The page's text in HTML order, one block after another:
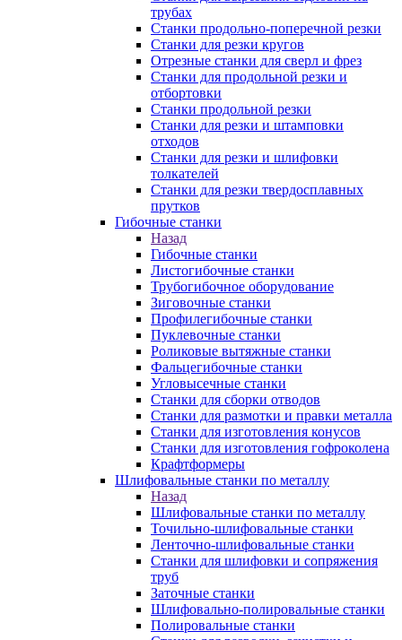
трубаx
Станки продольно-поперечной резки
Станки для резки кругов
Отрезные станки для сверл и фрез
Станки для продольной резки и
отбортовки
Станки продольной резки
Станки для резки и штамповки
отходов
Станки для резки и шлифовки
толкателей
Станки для резки твердосплавных
прутков
Гибочные станки
Назад
Гибочные станки
Листогибочные станки
Трубогибочное оборудование
Зиговочные станки
Профилегибочные станки
Пуклевочные станки
Роликовые вытяжные станки
Фальцегибочные станки
Угловысечные станки
Станки для сборки отводов
Станки для размотки и правки металла
Станки для изготовления конусов
Станки для изготовления гофроколена
Крафтформеры
Шлифовальные станки по металлу
Назад
Шлифовальные станки по металлу
Точильно-шлифовальные станки
Ленточно-шлифовальные станки
Станки для шлифовки и сопряжения
труб
Заточные станки
Шлифовально-полировальные станки
Полировальные станки